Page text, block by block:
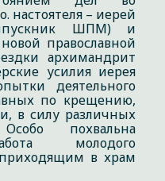
настоятеля – иерей
ШПМ) и
православной
архимандрит
усилия иерея
деятельного
по крещению,
в силу различных
похвальна
молодого
в храм